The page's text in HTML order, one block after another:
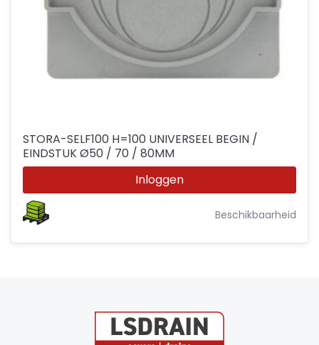
STORA-SELF100 H=100 UNIVERSEEL BEGIN /
EINDSTUK Ø50 / 70 / 80MM
Inloggen
Beschikbaarheid